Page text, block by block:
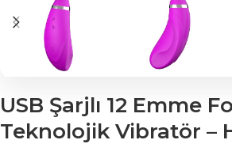
USB Şarjlı 12 Emme
Teknolojik Vibratör –